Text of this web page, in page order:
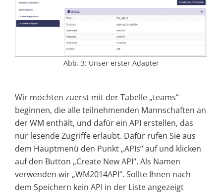
Abb. 3: Unser erster Adapter
Wir möchten zuerst mit der Tabelle „teams“
beginnen, die alle teilnehmenden Mannschaften an
der WM enthält, und dafür ein API erstellen, das
nur lesende Zugriffe erlaubt. Dafür rufen Sie aus
dem Hauptmenü den Punkt „APIs“ auf und klicken
auf den Button „Create New API“. Als Namen
verwenden wir „WM2014API“. Sollte Ihnen nach
dem Speichern kein API in der Liste angezeigt